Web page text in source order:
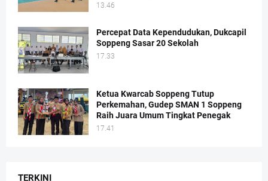
13.46
Percepat Data Kependudukan, Dukcapil
Soppeng Sasar 20 Sekolah
17.33
Ketua Kwarcab Soppeng Tutup
Perkemahan, Gudep SMAN 1 Soppeng
Raih Juara Umum Tingkat Penegak
17.41
TERKINI